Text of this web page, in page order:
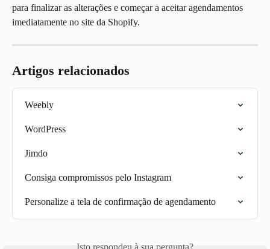
para finalizar as alterações e começar a aceitar agendamentos
imediatamente no site da Shopify.
Artigos relacionados
Weebly
WordPress
Jimdo
Consiga compromissos pelo Instagram
Personalize a tela de confirmação de agendamento